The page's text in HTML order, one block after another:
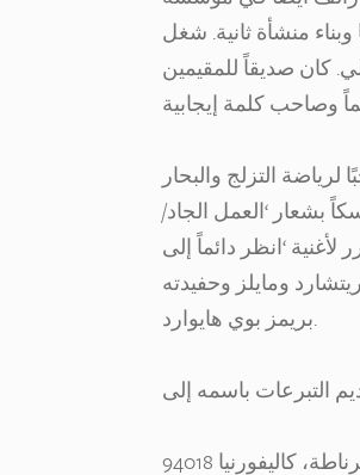
منشأة ثانية. شغل
كان صديقاً للمقيمين
التزلج والبحار
بشعار ‘العمل الجاد/
لأغنية ‘انظر دائماً إلى
زوجته جيليان التي توفيت منذ 50 عاماً، وابناه ريتشارد ومايلز وحفيدته
بريمز بوي هايوارد.